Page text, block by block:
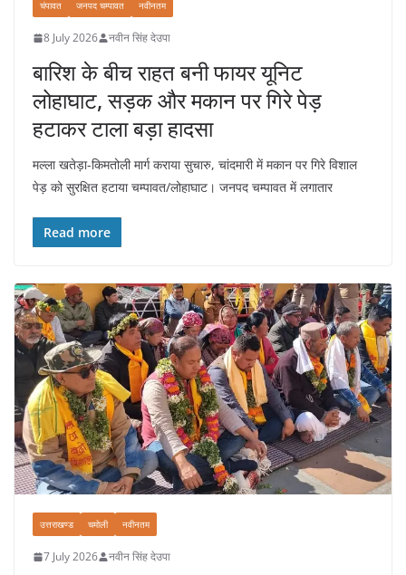
चंपावत जनपद चम्पावत नवीनतम
8 July 2026 नवीन सिंह देउपा
बारिश के बीच राहत बनी फायर यूनिट
लोहाघाट, सड़क और मकान पर गिरे पेड़
हटाकर टाला बड़ा हादसा
मल्ला खतेड़ा-किमतोली मार्ग कराया सुचारु, चांदमारी में मकान पर गिरे विशाल
पेड़ को सुरक्षित हटाया चम्पावत/लोहाघाट। जनपद चम्पावत में लगातार
Read more
उत्तराखण्ड चमोली नवीनतम
7 July 2026 नवीन सिंह देउपा